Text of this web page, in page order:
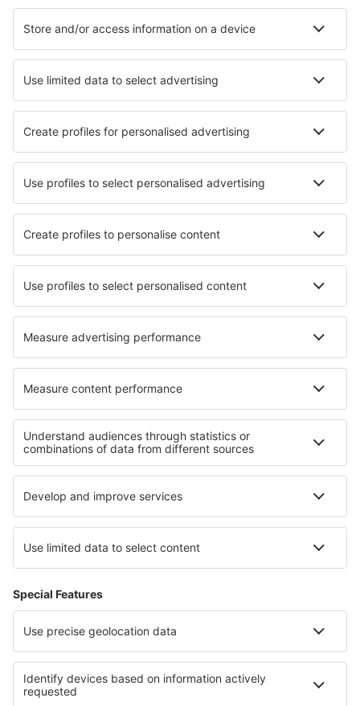
Ubytování
Let+Hotel
Hotely
Transfery
Sportovní události
Přečtěte si více
Garance nejnižší ceny
Mobilní aplikace
Letecké společnosti
Ryanair
Wizz Air
easyJet
Lufthansa
KLM
O eSky
Všeobecné podmínky
Moje rezervace
Politika ochrany soukromí
Podpora a kontakt
Země
Mezinárodní web-stránky
eSky.eu eSky.com eDestinos.com